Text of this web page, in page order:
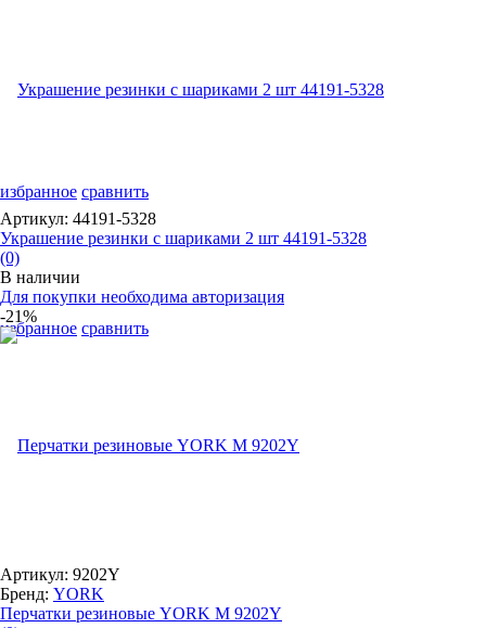
избранное сравнить
избранное сравнить
Артикул: 44191-5328
Украшение резинки с шариками 2 шт 44191-5328
(0)
В наличии
Для покупки необходима авторизация
-21%
Артикул: 9202Y
Бренд: YORK
Перчатки резиновые YORK M 9202Y